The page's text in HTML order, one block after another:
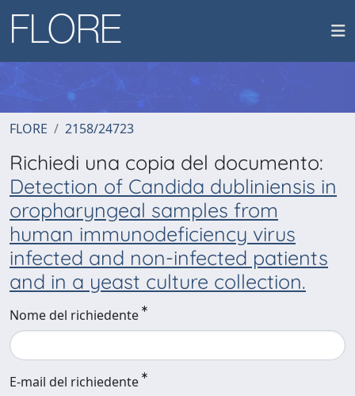
FLORE 2158/24723
Richiedi una copia del documento:
Detection of Candida dubliniensis in
oropharyngeal samples from
human immunodeficiency virus
infected and non-infected patients
and in a yeast culture collection.
Nome del richiedente
E-mail del richiedente